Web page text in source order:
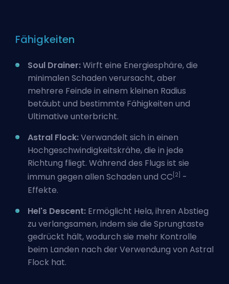
Fähigkeiten
Soul Drainer:Wirft eine Energiesphäre, die
minimalen Schaden verursacht, aber
mehrere Feinde in einem kleinen Radius
betäubt und bestimmte Fähigkeiten und
Ultimative unterbricht.
Astral Flock:Verwandelt sich in einen
Hochgeschwindigkeitskrähe, die in jede
Richtung fliegt. Während des Flugs ist sie
immun gegen allen Schaden und CC [2]
-
Effekte.
Hel's Descent: Ermöglicht Hela, ihren Abstieg
zu verlangsamen, indem sie die Sprungtaste
gedrückt hält, wodurch sie mehr Kontrolle
beim Landen nach der Verwendung von Astral
Flock hat.